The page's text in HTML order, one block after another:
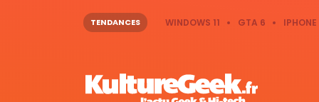
TENDANCES WINDOWS 11 GTA 6 IPHONE